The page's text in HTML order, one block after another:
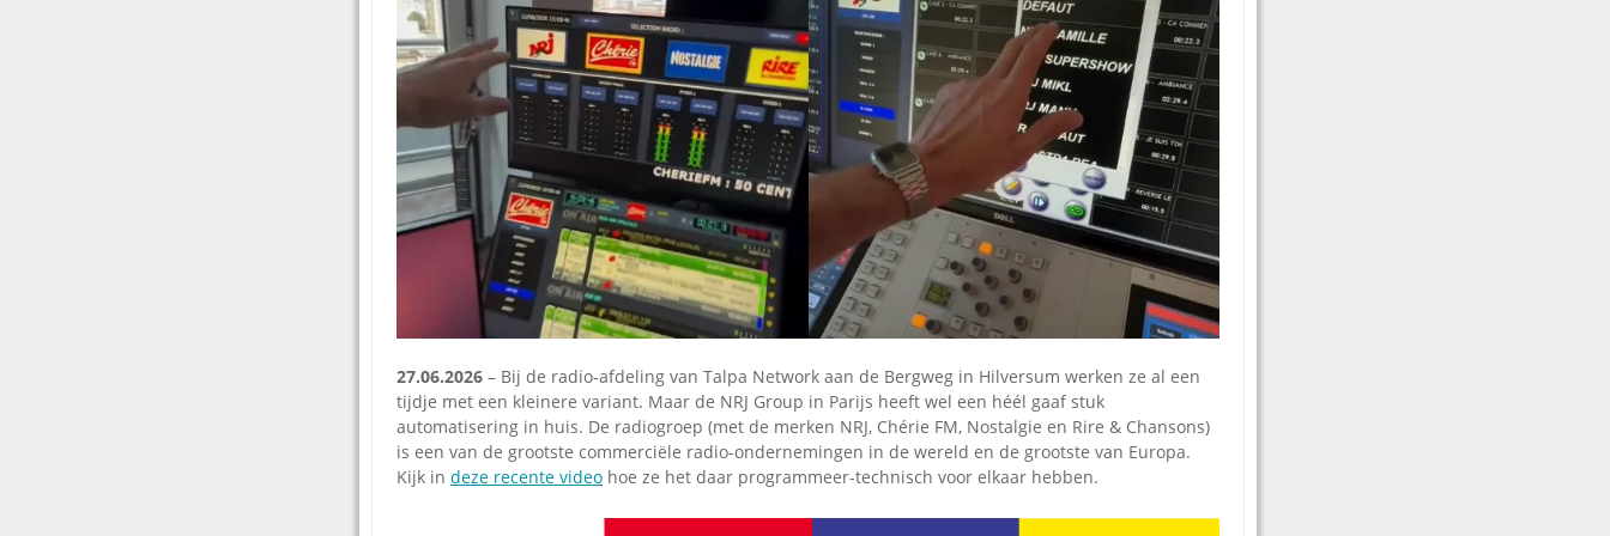
Omroepbanden
Stoomfluit Klaas
Vaak
Uitvinding
jinglecassette
27.06.2026 – Bij de radio-afdeling van Talpa Network aan de Bergweg in Hilversum werken ze al een
tijdje met een kleinere variant. Maar de NRJ Group in Parijs heeft wel een héél gaaf stuk
automatisering in huis. De radiogroep (met de merken NRJ, Chérie FM, Nostalgie en Rire & Chansons)
is een van de grootste commerciële radio-ondernemingen in de wereld en de grootste van Europa.
Kijk in deze recente video hoe ze het daar programmeer-technisch voor elkaar hebben.